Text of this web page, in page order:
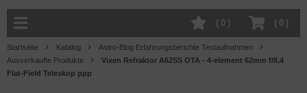
( 0 )
( 0 )
Startseite Katalog
Astro-Blog Erfahrungsberichte Testaufnahmen
Ausverkaufte Produkte
Vixen Refraktor A62SS OTA - 4-element 62mm f/8,4
Flat-Field Teleskop ppp